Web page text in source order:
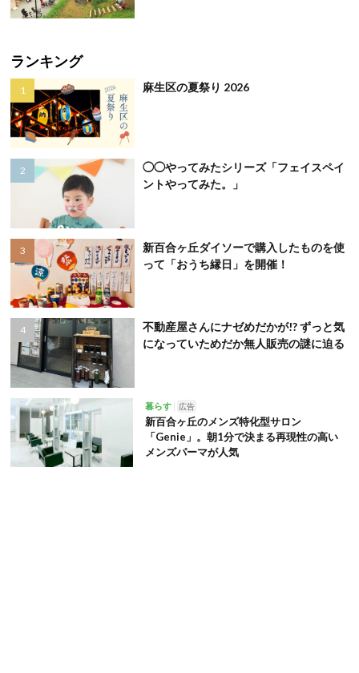
ランキング
麻生区の夏祭り 2026
◯◯やってみたシリーズ「フェイスペイ
ントやってみた。」
新百合ヶ丘ダイソーで購入したものを使
って「おうち縁日」を開催！
不動産屋さんにナゼめだかが!? ずっと気
になっていためだか無人販売の謎に迫る
暮らす 広告
新百合ヶ丘のメンズ特化型サロン
「Genie」。朝1分で決まる再現性の高い
メンズパーマが人気